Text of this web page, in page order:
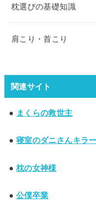
枕選びの基礎知識
肩こり・首こり
関連サイト
● まくらの救世主
● 寝室のダニさんキラー
● 枕の女神様
● 公僕卒業